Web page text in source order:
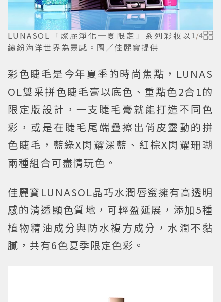
LUNASOL「燦麗淨化─夏限定」系列彩妝以
繽紛海洋世界為靈感。圖／佳麗寶提供
1 /4
彩色睫毛是今年夏季的時尚焦點，LUNAS
OL雙采拼色睫毛膏以底色、重點色2合1的
限定版設計，一支睫毛膏就能打造不同色
彩，或是在睫毛尾端疊擦出俏皮靈動的拼
色睫毛，藍綠X閃耀深藍、紅棕X閃耀珊瑚
兩種組合可盡情玩色。
佳麗寶LUNASOL晶巧水潤唇蜜擁有高透明
感的清透顯色質地，可輕盈延展，添加5種
植物精油成分與防水複方成分，水潤不黏
膩，共有6色夏季限定色彩。